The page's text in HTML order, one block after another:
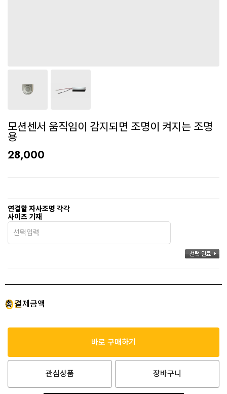
모션센서 움직임이 감지되면 조명이 켜지는 조명
용
28,000
연결할 자사조명 각각
사이즈 기재
총 결제금액
0원
바로 구매하기
관심상품 장바구니